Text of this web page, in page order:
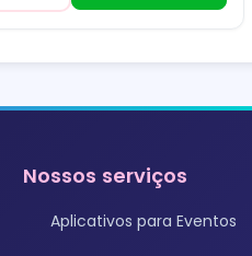
Nossos serviços
Aplicativos para Eventos